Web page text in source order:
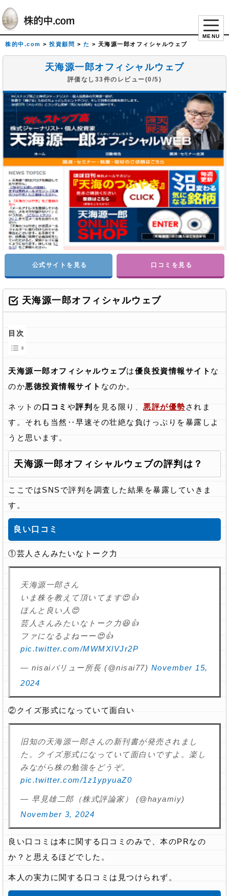
MENU
株的中.com > 投資顧問 > た > 天海源一郎オフィシャルウェブ
天海源一郎オフィシャルウェブ
評価なし33件のレビュー(0/5)
公式サイトを見る 口コミを見る
天海源一郎オフィシャルウェブ
目次
天海源一郎オフィシャルウェブは優良投資情報サイト な
のか悪徳投資情報サイト なのか。
ネットの口コミ や評判 を見る限り、 悪評が優勢 されま
す。それも当然‥早速その壮絶な負けっぷりを暴露しよ
うと思います。
天海源一郎オフィシャルウェブの評判は？
ここではSNSで評判を調査した結果を暴露していきま
す。
良い口コミ
①芸人さんみたいなトーク力
天海源一郎さん
いま株を教えて頂いてます😍👍
ほんと良い人😍
芸人さんみたいなトーク力😆👍
ファになるよねーー😍👍
pic.twitter.com/MWMXlVJr2P
— nisaiバリュー所長 (@nisai77) November 15,
2024
②クイズ形式になっていて面白い
旧知の天海源一郎さんの新刊書が発売されまし
た。クイズ形式になっていて面白いですよ。楽し
みながら株の勉強をどうぞ。
pic.twitter.com/1z1ypyuaZ0
— 早見雄二郎（株式評論家） (@hayamiy)
November 3, 2024
良い口コミは本に関する口コミのみで、本のPRなの
か？と思えるほどでした。
本人の実力に関する口コミは見つけられず。